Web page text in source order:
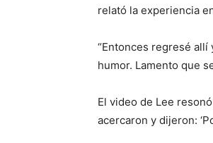
relató la experiencia
“Entonces regresé
humor. Lamento que
El video de Lee
acercaron y dijeron: